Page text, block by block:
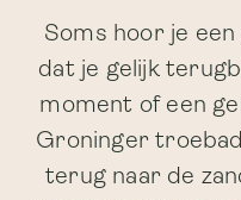
Soms hoor je
dat je gelijk
moment of een
Groninger
terug naar de